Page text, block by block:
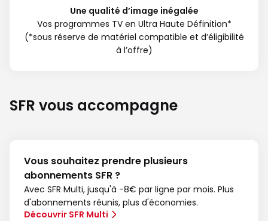
Une qualité d’image inégalée
Vos programmes TV en Ultra Haute Définition*
(*sous réserve de matériel compatible et d’éligibilité
à l’offre)
SFR vous accompagne
Vous souhaitez prendre plusieurs
abonnements SFR ?
Avec SFR Multi, jusqu'à -8€ par ligne par mois. Plus
d'abonnements réunis, plus d'économies.
Découvrir SFR Multi